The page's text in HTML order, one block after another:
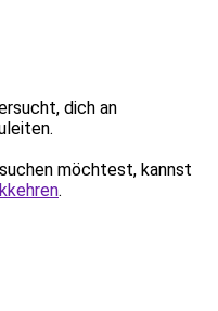
dich an
möchtest, kannst
.